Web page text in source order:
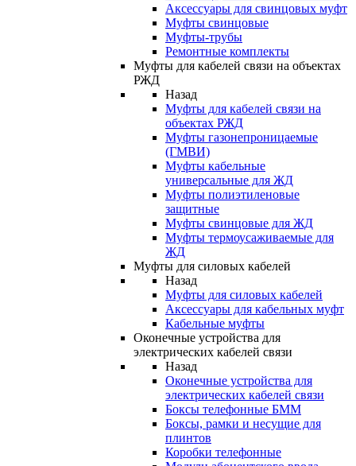
Аксессуары для свинцовых муфт
Муфты свинцовые
Муфты-трубы
Ремонтные комплекты
Муфты для кабелей связи на объектах
РЖД
Назад
Муфты для кабелей связи на
объектах РЖД
Муфты газонепроницаемые
(ГМВИ)
Муфты кабельные
универсальные для ЖД
Муфты полиэтиленовые
защитные
Муфты свинцовые для ЖД
Муфты термоусаживаемые для
ЖД
Муфты для силовых кабелей
Назад
Муфты для силовых кабелей
Аксессуары для кабельных муфт
Кабельные муфты
Оконечные устройства для
электрических кабелей связи
Назад
Оконечные устройства для
электрических кабелей связи
Боксы телефонные БММ
Боксы, рамки и несущие для
плинтов
Коробки телефонные